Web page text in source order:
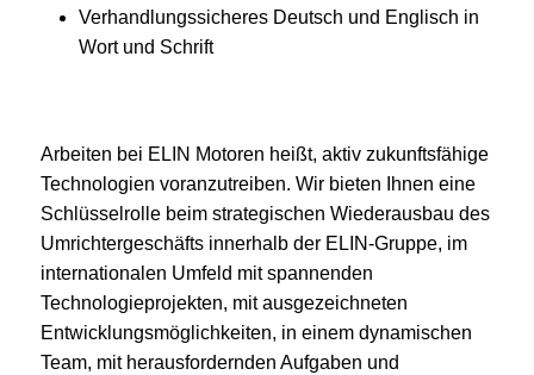
Verhandlungssicheres Deutsch und Englisch in
Wort und Schrift
Arbeiten bei ELIN Motoren heißt, aktiv zukunftsfähige
Technologien voranzutreiben. Wir bieten Ihnen eine
Schlüsselrolle beim strategischen Wiederausbau des
Umrichtergeschäfts innerhalb der ELIN-Gruppe, im
internationalen Umfeld mit spannenden
Technologieprojekten, mit ausgezeichneten
Entwicklungsmöglichkeiten, in einem dynamischen
Team, mit herausfordernden Aufgaben und